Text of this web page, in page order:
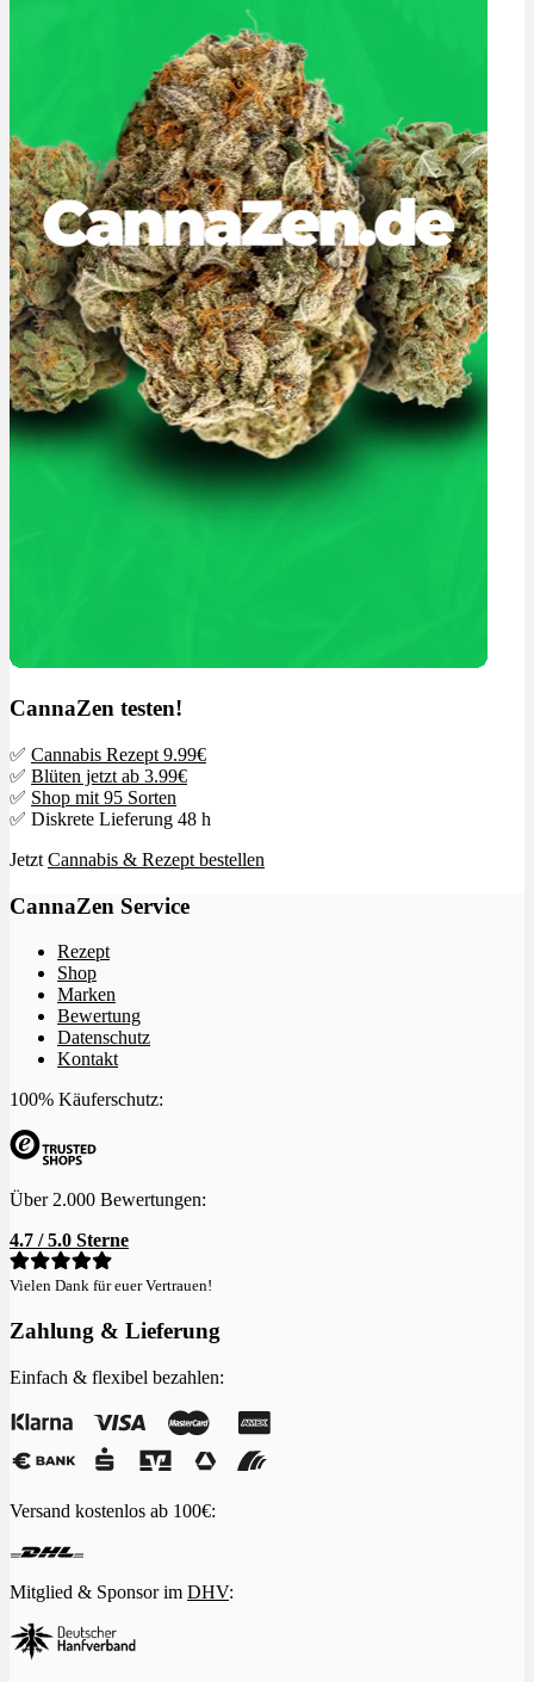
CannaZen testen!
✅ Cannabis Rezept 9.99€
✅ Blüten jetzt ab 3.99€
✅ Shop mit 95 Sorten
✅ Diskrete Lieferung 48 h
Jetzt Cannabis & Rezept bestellen
CannaZen Service
Rezept
Shop
Marken
Bewertung
Datenschutz
Kontakt
100% Käuferschutz:
Über 2.000 Bewertungen:
4.7 / 5.0 Sterne
Vielen Dank für euer Vertrauen!
Zahlung & Lieferung
Einfach & flexibel bezahlen:
Versand kostenlos ab 100€:
Mitglied & Sponsor im DHV: